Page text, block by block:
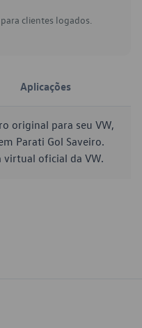
clientes logados.
Aplicações
original para seu VW,
Parati Gol Saveiro.
virtual oficial da VW.